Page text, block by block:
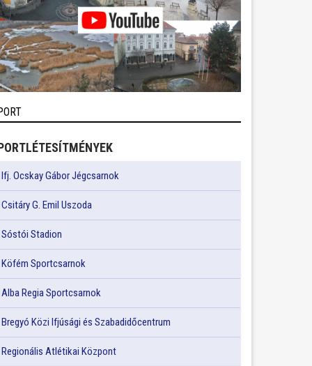
Ifj. Ocskay Gábor Jégcsarnok
Csitáry G. Emil Uszoda
Sóstói Stadion
Köfém Sportcsarnok
Alba Regia Sportcsarnok
Bregyó Közi Ifjúsági és Szabadidőcentrum
Regionális Atlétikai Központ